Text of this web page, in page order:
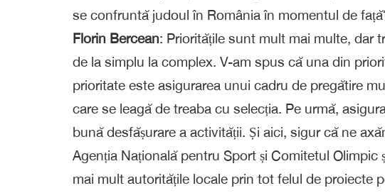
se confruntă judoul în România în momentul de
Florin Bercean: Prioritățile sunt mult mai multe, dar
de la simplu la complex. V-am spus că una din
prioritate este asigurarea unui cadru de pregătire
care se leagă de treaba cu selecția. Pe urmă,
bună desfășurare a activității. Și aici, sigur că ne
Agenția Națională pentru Sport și Comitetul
mai mult autoritățile locale prin tot felul de proiecte